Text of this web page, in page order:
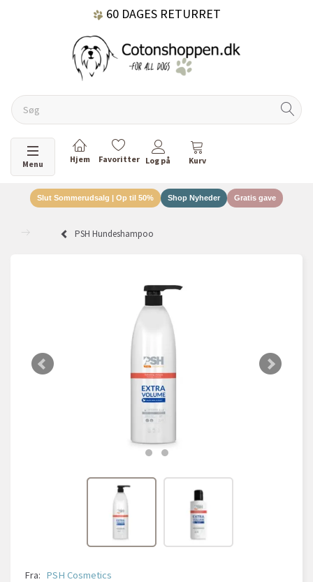
60 DAGES RETURRET
Skifte navigation
Menu
Slut Sommerudsalg | Op til 50% Shop Nyheder Gratis gave
PSH Hundeshampoo
Fra: PSH Cosmetics